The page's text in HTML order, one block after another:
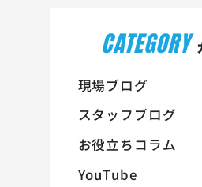
CATEGORY
現場ブログ
スタッフブログ
お役立ちコラム
YouTube